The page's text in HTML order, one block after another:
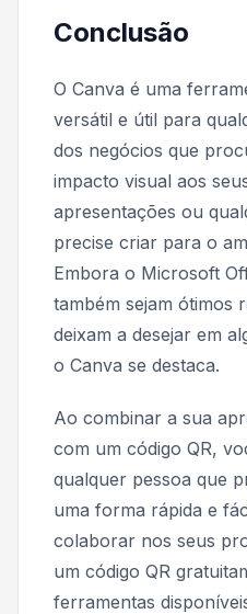
Conclusão
O Canva é uma
versátil e útil para
dos negócios que
impacto visual aos
apresentações ou
precise criar para o
Embora o Microsoft
também sejam ótimos
deixam a desejar em
o Canva se destaca.
Ao combinar a sua
com um código QR,
qualquer pessoa que
uma forma rápida e
colaborar nos seus
um código QR
ferramentas